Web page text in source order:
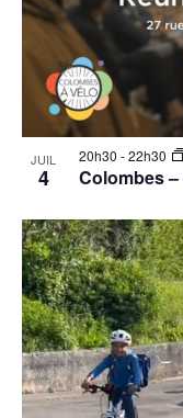
JUIL
4 Colombes –
20h30 -22h30